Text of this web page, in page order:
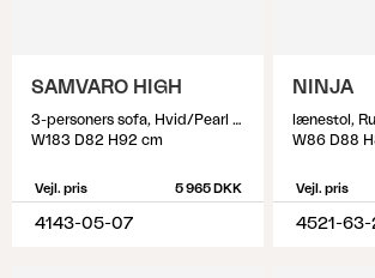
SAMVARO HIGH
3-personers sofa, Hvid/Pearl grey
W183 D82 H92 cm
Vejl. pris 5 965 DKK
4143-05-07
NINJA
lænestol,
W86 D88
Vejl. pris
4521-63-